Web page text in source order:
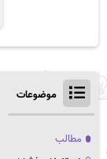
موضوعات
مطالب